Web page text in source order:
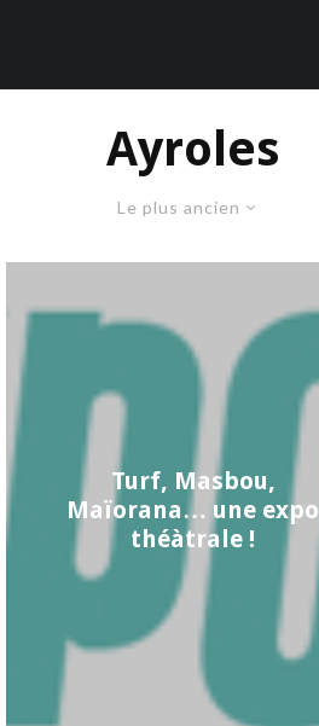
Ayroles
Le plus ancien
Turf, Masbou,
Maïorana… une expo
théàtrale !